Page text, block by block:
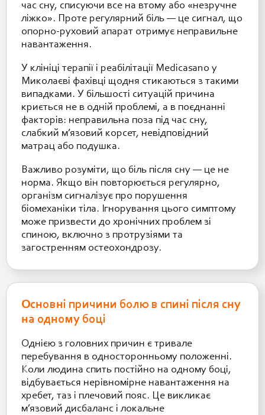
час сну, списуючи все на втому або «незручне
ліжко». Проте регулярний біль — це сигнал, що
опорно-руховий апарат отримує неправильне
навантаження.
У клініці терапії і реабілітації Medicasano у
Миколаєві фахівці щодня стикаються з такими
випадками. У більшості ситуацій причина
криється не в одній проблемі, а в поєднанні
факторів: неправильна поза під час сну,
слабкий м’язовий корсет, невідповідний
матрац або подушка.
Важливо розуміти, що біль після сну — це не
норма. Якщо він повторюється регулярно,
організм сигналізує про порушення
біомеханіки тіла. Ігнорування цього симптому
може призвести до хронічних проблем зі
спиною, включно з протрузіями та
загостренням остеохондрозу.
Основні причини болю в спині після сну
на одному боці
Однією з головних причин є тривале
перебування в односторонньому положенні.
Коли людина спить постійно на одному боці,
відбувається нерівномірне навантаження на
хребет, таз і плечовий пояс. Це викликає
м’язовий дисбаланс і локальне